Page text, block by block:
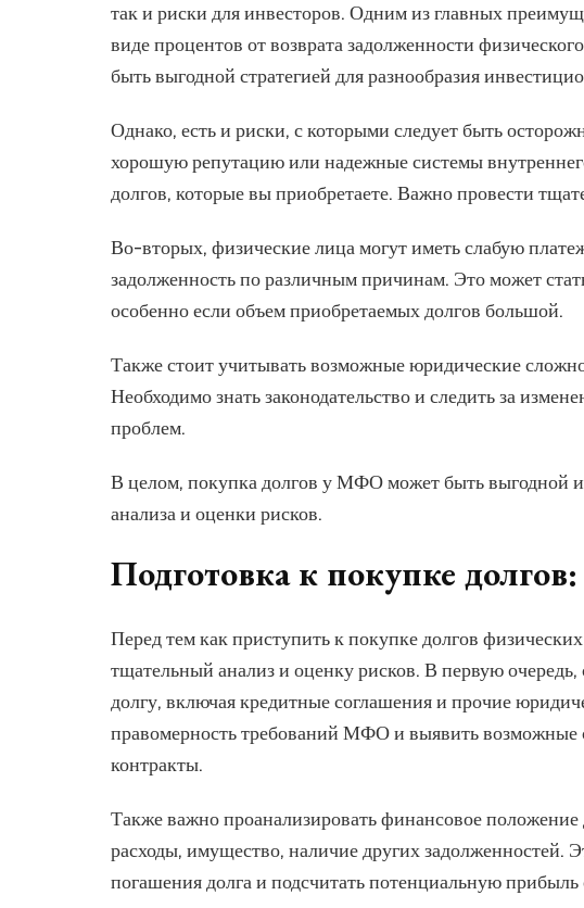
так и риски для инвесторов. Одним из главных
виде процентов от возврата задолженности
быть выгодной стратегией для разнообразия
Однако, есть и риски, с которыми следует быть
хорошую репутацию или надежные системы
долгов, которые вы приобретаете. Важно провести
Во-вторых, физические лица могут иметь слабую
задолженность по различным причинам. Это может
особенно если объем приобретаемых долгов большой.
Также стоит учитывать возможные юридические
Необходимо знать законодательство и следить за
проблем.
В целом, покупка долгов у МФО может быть выгодной
анализа и оценки рисков.
Подготовка к покупке
Перед тем как приступить к покупке долгов
тщательный анализ и оценку рисков. В первую
долгу, включая кредитные соглашения и прочие
правомерность требований МФО и выявить возможные
контракты.
Также важно проанализировать финансовое
расходы, имущество, наличие других задолженностей.
погашения долга и подсчитать потенциальную прибыль